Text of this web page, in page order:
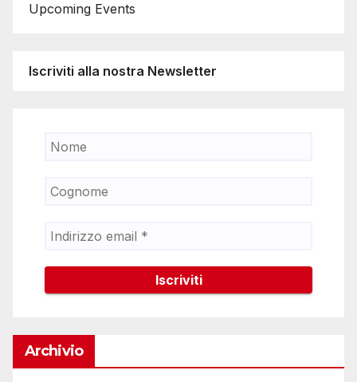
Upcoming Events
Iscriviti alla nostra Newsletter
Archivio